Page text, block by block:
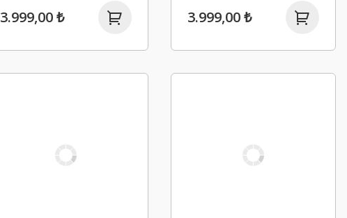
(2002-2008)
3.999,00 ₺
(2002-2008)
3.999,00 ₺